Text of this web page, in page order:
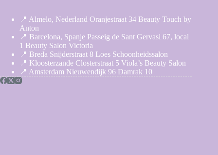
📍 Almelo, Nederland Oranjestraat 34 Beauty Touch by
Anton
📍 Barcelona, Spanje Passeig de Sant Gervasi 67, local
1 Beauty Salon Victoria
📍 Breda Snijderstraat 8 Loes Schoonheidssalon
📍 Kloosterzande Closterstraat 5 Viola’s Beauty Salon
📍 Amsterdam Nieuwendijk 96 Damrak 10